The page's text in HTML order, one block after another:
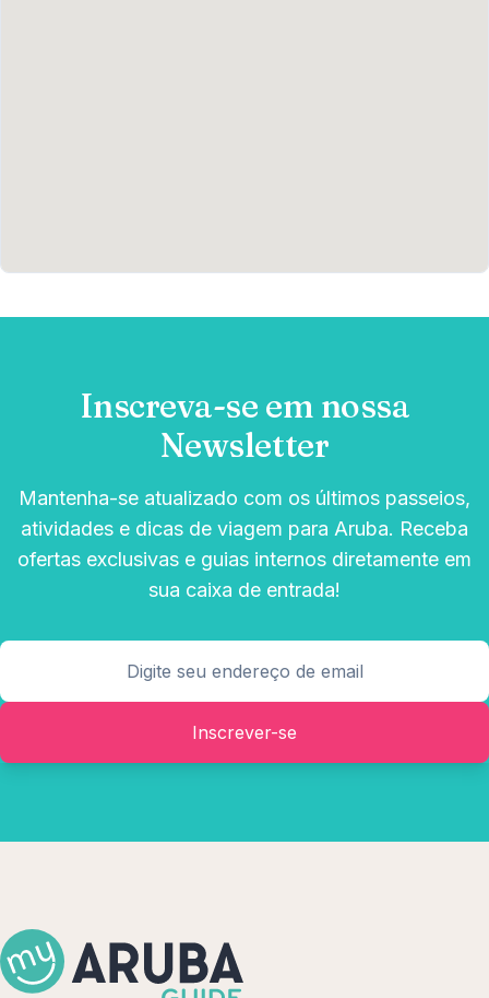
Inscreva-se em nossa
Newsletter
Mantenha-se atualizado com os últimos passeios,
atividades e dicas de viagem para Aruba. Receba
ofertas exclusivas e guias internos diretamente em
sua caixa de entrada!
Inscrever-se